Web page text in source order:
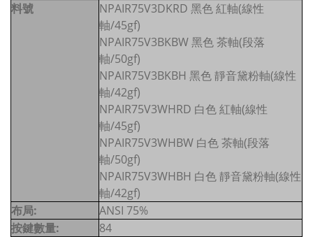
料號
NPAIR75V3DKRD 黑色 紅軸(線性
軸/45gf)
NPAIR75V3BKBW 黑色 茶軸(段落
軸/50gf)
NPAIR75V3BKBH 黑色 靜音黛粉軸(線性
軸/42gf)
NPAIR75V3WHRD 白色 紅軸(線性
軸/45gf)
NPAIR75V3WHBW 白色 茶軸(段落
軸/50gf)
NPAIR75V3WHBH 白色 靜音黛粉軸(線性
軸/42gf)
布局:
ANSI 75%
按鍵數量:
84